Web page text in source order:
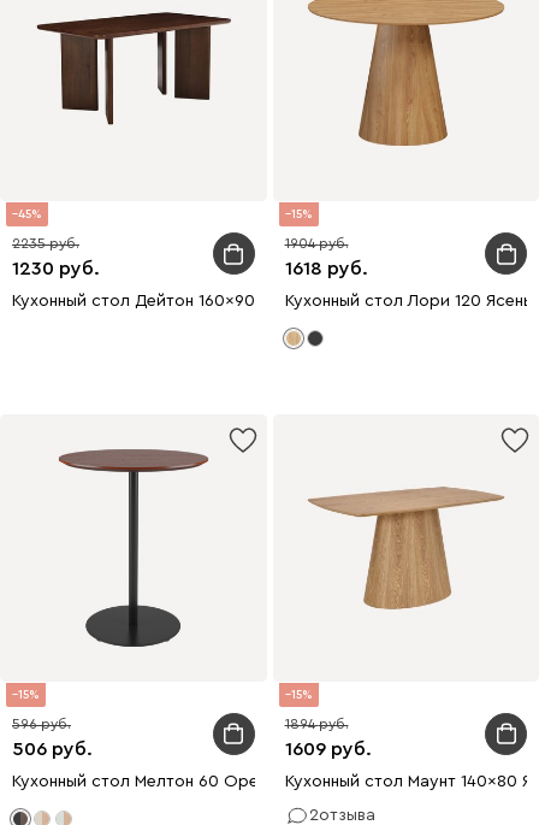
45
1230
2235
Кухонный стол Дейтон 160x90 Ореx уценка
15
1618
1904
Кухонный стол Лори 120 Ясень
15
506
596
Кухонный стол Мелтон 60 Ореx/Черный
15
1609
1894
Кухонный стол Маунт 140x80
2отзыва